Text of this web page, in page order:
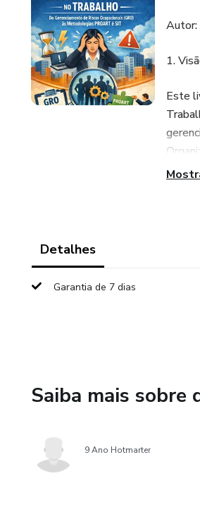
Autor:
1.
Este
SIT
Detalhes
Garantia de 7 dias
Saiba mais sobre
9 Ano Hotmarter